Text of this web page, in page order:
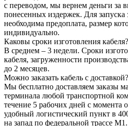
с переводом, мы вернем деньги за
понесенных издержек. Для запуска
необходима предоплата, размер
индивидуально.
Каковы сроки изготовления кабеля?
В среднем – 3 недели. Сроки
кабеля, загруженности
до 2 месяцев.
Можно заказать кабель с доставкой?
Мы бесплатно доставляем заказы
терминала любой транспортной
течение 5 рабочих дней с момента
удобный логистический пункт в
на запад по федеральной трассе